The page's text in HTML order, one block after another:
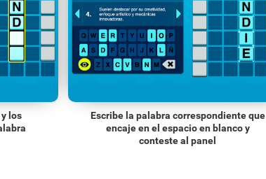
los
Escribe la palabra correspondiente que
encaje en el espacio en blanco y
conteste al panel